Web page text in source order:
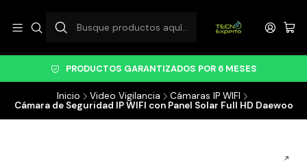
PRODUCTOS GARANTIZADOS POR 6 MESES
Inicio Video Vigilancia
Cámaras IP WIFI
Cámara de Seguridad IP WIFI con Panel Solar Full HD Daewoo